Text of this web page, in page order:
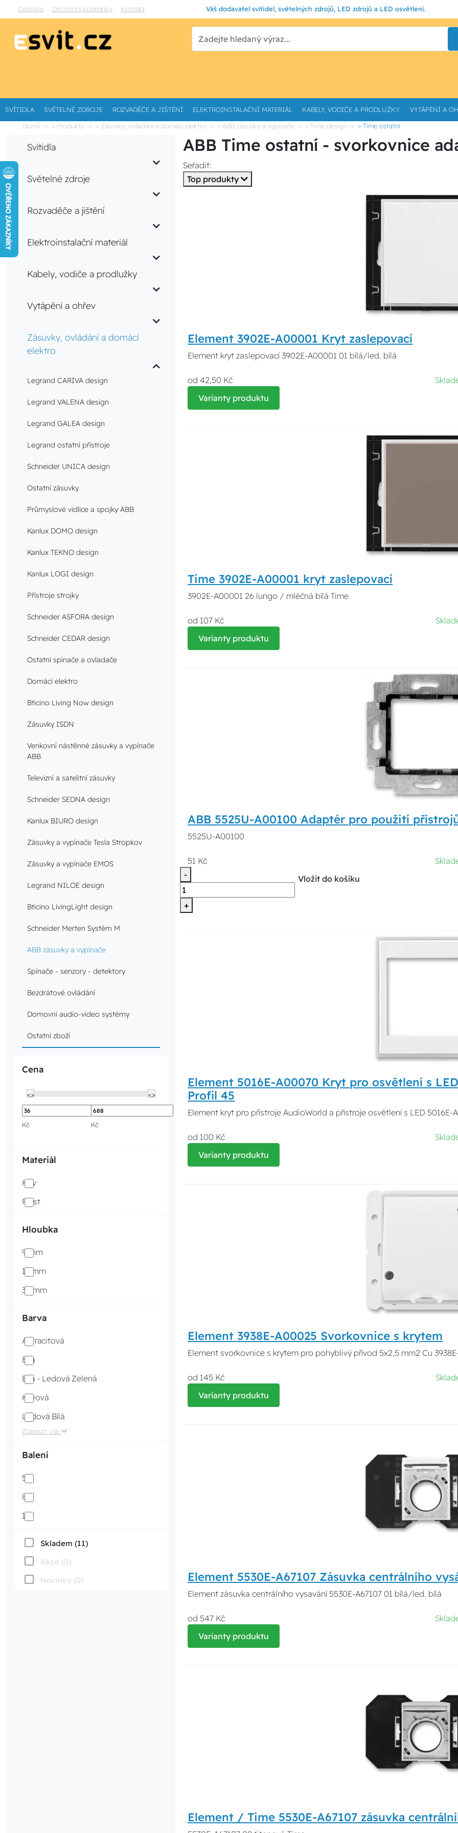
Doprava Obchodní podmínky Kontakt Váš dodavatel svítidel, světelných zdrojů, LED zdrojů a LED osvětlení.
SVÍTIDLA SVĚTELNÉ ZDROJE ROZVADĚČE A JIŠTĚNÍ ELEKTROINSTALAČNÍ MATERIÁL KABELY, VODIČE A PRODLUŽKY VYTÁPĚNÍ A
Domů > Produkty > Zásuvky, ovládání a domácí elektro > ABB zásuvky a vypínače > Time design > Time ostatní
Svítidla
Světelné zdroje
Rozvaděče a jištění
Elektroinstalační materiál
Kabely, vodiče a prodlužky
Vytápění a ohřev
Zásuvky, ovládání a domácí
elektro
Legrand CARIVA design
Legrand VALENA design
Legrand GALEA design
Legrand ostatní přístroje
Schneider UNICA design
Ostatní zásuvky
Průmyslové vidlice a spojky ABB
Kanlux DOMO design
Kanlux TEKNO design
Kanlux LOGI design
Přístroje strojky
Schneider ASFORA design
Schneider CEDAR design
Ostatní spínače a ovladače
Domácí elektro
Bticino Living Now design
Zásuvky ISDN
Venkovní nástěnné zásuvky a vypínače
ABB
Televizní a satelitní zásuvky
Schneider SEDNA design
Kanlux BIURO design
Zásuvky a vypínače Tesla Stropkov
Zásuvky a vypínače EMOS
Legrand NILOE design
Bticino LivingLight design
Schneider Merten Systém M
ABB zásuvky a vypínače
Spínače - senzory - detektory
Bezdrátové ovládání
Domovní audio-video systémy
Ostatní zboží
Cena
<> <>
Kč Kč
Materiál
Kov
Plast
Hloubka
9 mm
13 mm
32 mm
Barva
Antracitová
Bílá
Bílá - Ledová Zelená
Kávová
Ledová Bílá
Zobrazit vše
Balení
5
8
10
Skladem (11)
Akce (0)
Novinky (0)
ABB Time ostatní - svorkovnice
Seřadit:
Top produkty
Element 3902E-A00001 Kryt zaslepovací
Element kryt zaslepovací 3902E-A00001 01 bílá/led. bílá
od 42,50 Kč
Varianty produktu
Time 3902E-A00001 kryt zaslepovací
3902E-A00001 26 lungo / mléčná bílá Time
od 107 Kč
Varianty produktu
ABB 5525U-A00100 Adaptér pro použití
5525U-A00100
51 Kč
-
+
Vložit do košíku
Element 5016E-A00070 Kryt pro osvětlení s
Profil 45
Element kryt pro přístroje AudioWorld a přístroje osvětlení s LED
od 100 Kč
Varianty produktu
Element 3938E-A00025 Svorkovnice s krytem
Element svorkovnice s krytem pro pohyblivý přívod 5x2,5 mm2 Cu
od 145 Kč
Varianty produktu
Element 5530E-A67107 Zásuvka centrálního
Element zásuvka centrálního vysavání 5530E-A67107 01 bílá/led. bílá
od 547 Kč
Varianty produktu
Element / Time 5530E-A67107 zásuvka